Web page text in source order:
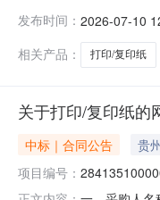
（元）:项目
发布时间： 2026-07-10
相关产品：
打印/复印纸
关于打印/复印纸的
中标｜合同公告 贵
项目编号：